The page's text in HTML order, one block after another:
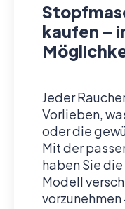
kaufen –
Jeder
Vorlieben,
oder die
Mit der
haben Sie
Modell
vorzunehmen